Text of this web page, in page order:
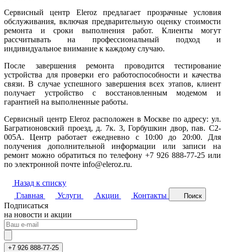
Сервисный центр Eleroz предлагает прозрачные условия
обслуживания, включая предварительную оценку стоимости
ремонта и сроки выполнения работ. Клиенты могут
рассчитывать на профессиональный подход и
индивидуальное внимание к каждому случаю.
После завершения ремонта проводится тестирование
устройства для проверки его работоспособности и качества
связи. В случае успешного завершения всех этапов, клиент
получает устройство с восстановленным модемом и
гарантией на выполненные работы.
Сервисный центр Eleroz расположен в Москве по адресу: ул.
Багратионовский проезд, д. 7к. 3, Горбушкин двор, пав. C2-
005A. Центр работает ежедневно с 10:00 до 20:00. Для
получения дополнительной информации или записи на
ремонт можно обратиться по телефону +7 926 888-77-25 или
по электронной почте info@eleroz.ru.
Назад к списку
Главная
Услуги Акции Контакты Поиск
Подписаться
на новости и акции
+7 926 888-77-25